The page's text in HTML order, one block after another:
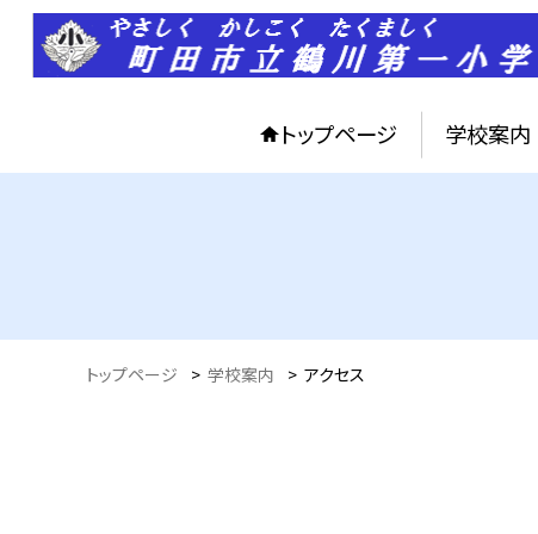
トップページ 学校案内
トップページ > 学校案内 > アクセス